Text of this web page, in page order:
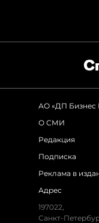
АО «ДП Бизнес
О СМИ
Редакция
Подписка
Реклама в
Адрес
197022,
Санкт-